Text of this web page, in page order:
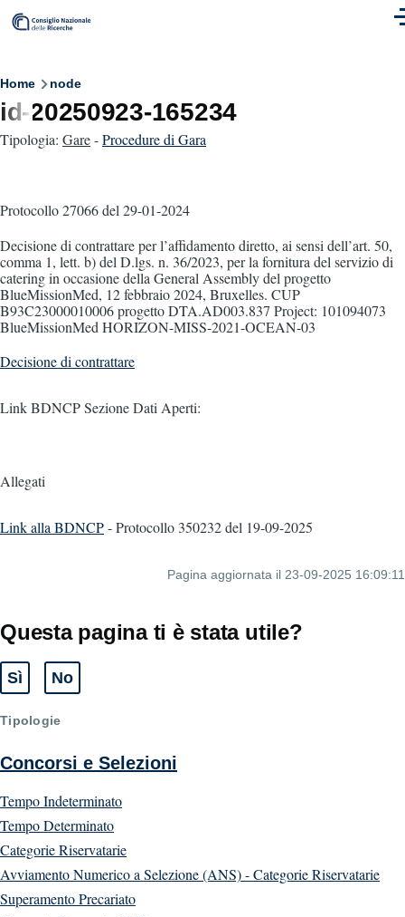
Skip to main content
Breadcrumb
Home node
id-20250923-165234
Tipologia: Gare-Procedure di Gara
Protocollo 27066del 29-01-2024
Decisione di contrattare per l’affidamento diretto, ai sensi dell’art. 50,
comma 1, lett. b) del D.lgs. n. 36/2023, per la fornitura del servizio di
catering in occasione della General Assembly del progetto
BlueMissionMed, 12 febbraio 2024, Bruxelles. CUP
B93C23000010006 progetto DTA.AD003.837 Project: 101094073
BlueMissionMed HORIZON-MISS-2021-OCEAN-03
Decisione di contrattare
Link BDNCP Sezione Dati Aperti:
Allegati
Link alla BDNCP- Protocollo 350232del 19-09-2025
Pagina aggiornata il 23-09-2025 16:09:11
Questa pagina ti è stata utile?
Sì
Tipologie
Concorsi e Selezioni
Tempo Indeterminato
Tempo Determinato
Categorie Riservatarie
Avviamento Numerico a Selezione (ANS) - Categorie Riservatarie
Superamento Precariato